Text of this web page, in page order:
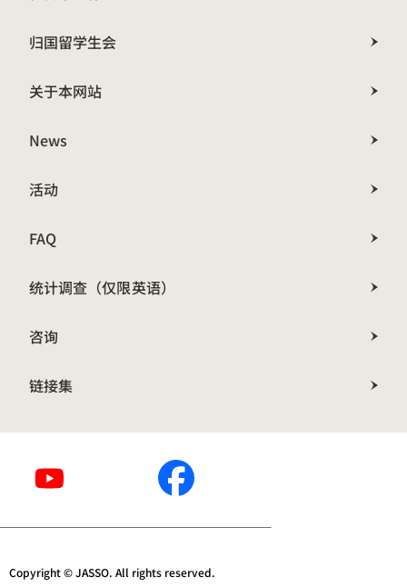
归国留学生会
关于本网站
News
活动
FAQ
统计调查（仅限英语）
咨询
链接集
Copyright © JASSO. All rights reserved.